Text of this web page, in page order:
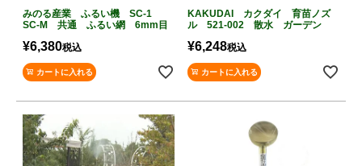
みのる産業 ふるい機 SC-1
SC-M 共通 ふるい網 6mm目
¥6,380税込
カートに入れる
KAKUDAI カクダイ 育苗ノズ
ル 521-002 散水 ガーデン
¥6,248税込
カートに入れる